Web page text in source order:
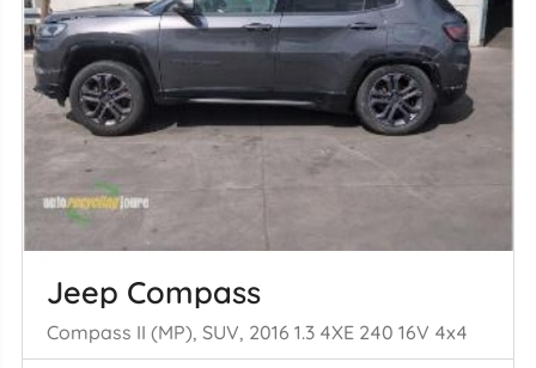
Jeep Compass
Compass II (MP), SUV, 2016 1.3 4XE 240 16V 4x4